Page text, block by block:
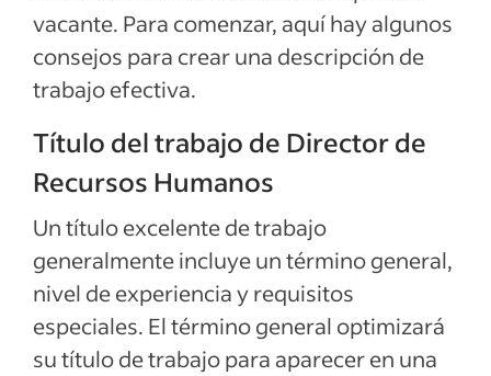
Ver más
vacante. Para comenzar, aquí hay algunos
consejos para crear una descripción de
trabajo efectiva.
Título del trabajo de Director de
Recursos Humanos
Un título excelente de trabajo
generalmente incluye un término general,
nivel de experiencia y requisitos
especiales. El término general optimizará
su título de trabajo para aparecer en una